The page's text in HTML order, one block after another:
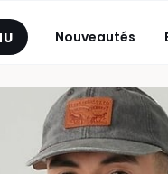
Nouveautés